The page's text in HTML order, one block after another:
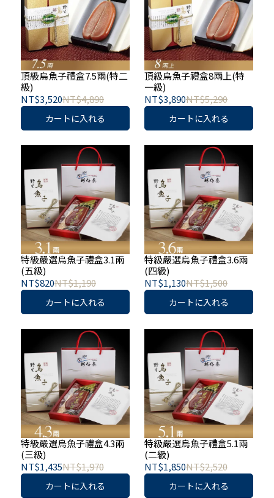
頂級烏魚子禮盒7.5兩(特二
級)
NT$3,520NT$4,890
カートに入れる
頂級烏魚子禮盒8兩上(特
一級)
NT$3,890NT$5,290
カートに入れる
特級嚴選烏魚子禮盒3.1兩
(五級)
NT$820NT$1,190
カートに入れる
特級嚴選烏魚子禮盒3.6兩
(四級)
NT$1,130NT$1,500
カートに入れる
特級嚴選烏魚子禮盒4.3兩
(三級)
NT$1,435NT$1,970
カートに入れる
特級嚴選烏魚子禮盒5.1兩
(二級)
NT$1,850NT$2,520
カートに入れる